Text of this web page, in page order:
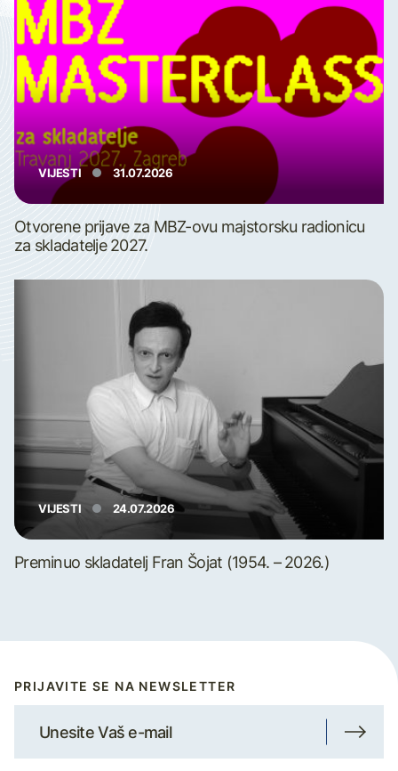
VIJESTI 31.07.2026
Otvorene prijave za MBZ-ovu majstorsku radionicu
za skladatelje 2027.
VIJESTI 24.07.2026
Preminuo skladatelj Fran Šojat (1954. – 2026.)
PRIJAVITE SE NA NEWSLETTER